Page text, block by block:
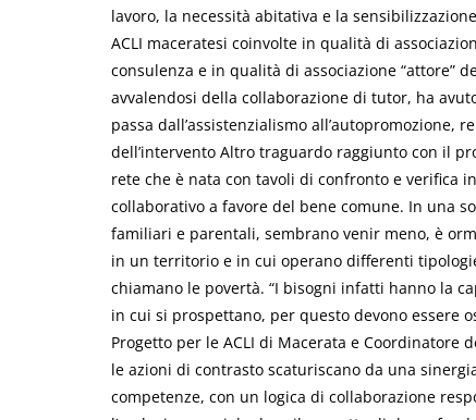
lavoro, la necessità abitativa e la
ACLI maceratesi coinvolte in qualità di
consulenza e in qualità di associazione
avvalendosi della collaborazione di tutor, ha
passa dall’assistenzialismo all’autopromozione,
dell’intervento Altro traguardo raggiunto con il
rete che è nata con tavoli di confronto e verifica
collaborativo a favore del bene comune. In una
familiari e parentali, sembrano venir meno, è
in un territorio e in cui operano differenti
chiamano le povertà. “I bisogni infatti hanno la
in cui si prospettano, per questo devono essere
Progetto per le ACLI di Macerata e Coordinatore
le azioni di contrasto scaturiscano da una
competenze, con un logica di collaborazione